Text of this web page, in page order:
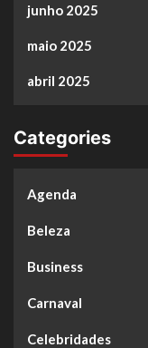
junho 2025
maio 2025
abril 2025
Categories
Agenda
Beleza
Business
Carnaval
Celebridades